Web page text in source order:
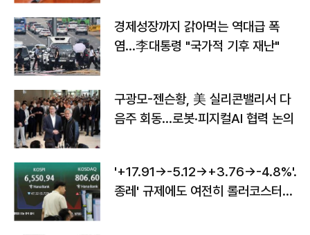
경제성장까지 갉아먹는 역대급 폭
염…李대통령 "국가적 기후 재난"
구광모-젠슨황, 美 실리콘밸리서 다
음주 회동…로봇·피지컬AI 협력 논의
'+17.91→-5.12→+3.76→-4.8%'…'
종레' 규제에도 여전히 롤러코스터